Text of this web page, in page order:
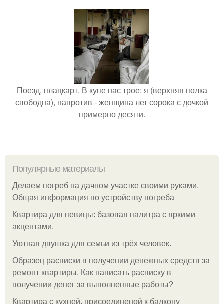
Поезд, плацкарт. В купе нас трое: я (верхняя полка
свободна), напротив - женщина лет сорока с дочкой
примерно десяти.
Популярные материалы
Делаем погреб на дачном участке своими руками.
Общая информация по устройству погреба
Квартира для певицы: базовая палитра с яркими
акцентами.
Уютная двушка для семьи из трёх человек.
Образец расписки в получении денежных средств за
ремонт квартиры. Как написать расписку в
получении денег за выполненные работы?
Квартира с кухней, присоединеной к балкону